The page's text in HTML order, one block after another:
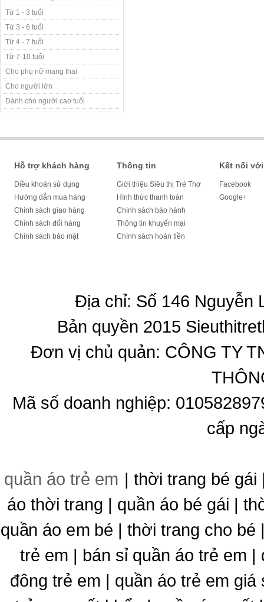
Từ 1 - 3 tuổi
Từ 3 - 6 tuổi
Từ 4 - 7 tuổi
Từ 7-10 tuổi
Cho phụ nữ mang thai
Cho người lớn
Dành cho người cao tuổi
Hỗ trợ khách hàng
Điều khoản sử dụng
Hướng dẫn mua hàng
Chính sách giao hàng
Chính sách đổi hàng
Chính sách bảo mật
Thông tin
Giới thiệu Siêu thị Trẻ Thơ
Hình thức thanh toán
Chính sách bảo hành
Thông tin khuyến mại
Chính sách hoàn tiền
Kết nối
Facebook
Google+
Địa chỉ: Số 146 Nguyễn
Bản quyền 2015
Đơn vị chủ quản: CÔNG TY
Mã số doanh nghiệp:
cấp
quần áo trẻ em | thời trang bé gái
áo thời trang | quần áo bé gái |
quần áo em bé | thời trang cho
trẻ em | bán sỉ quần áo trẻ em
đông trẻ em | quần áo trẻ em